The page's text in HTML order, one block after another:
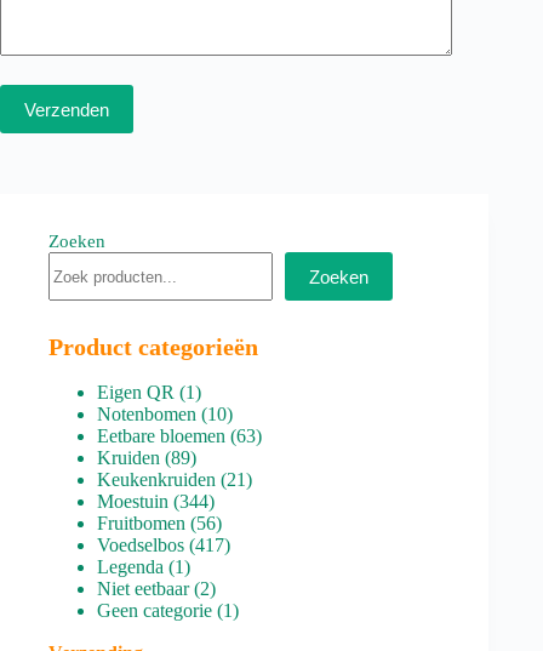
Verzenden
Zoeken
Zoeken
Product categorieën
Eigen QR 11
product
Notenbomen 1010
producten
Eetbare bloemen 6363
Kruiden 8989
producten
Keukenkruiden 2121
Moestuin 344344
producten
Fruitbomen 5656
producten
Voedselbos 417417
Legenda 11
product
Niet eetbaar 22
producten
Geen categorie 11